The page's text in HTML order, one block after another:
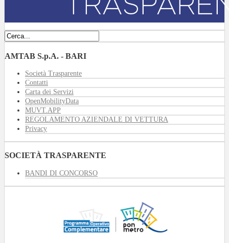
AMTAB S.p.A. - BARI
Società Trasparente
Contatti
Carta dei Servizi
OpenMobilityData
MUVT.APP
REGOLAMENTO AZIENDALE DI VETTURA
Privacy
SOCIETÀ TRASPARENTE
BANDI DI CONCORSO